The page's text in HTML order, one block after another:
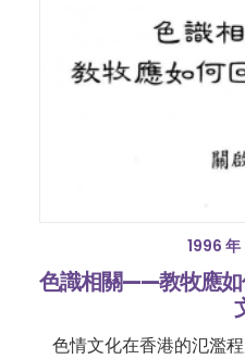
1996 年
色識相關——教牧應如
色情文化在香港的氾濫